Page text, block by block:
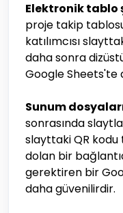
Elektronik tablo
proje takip
katılımcısı
daha sonra
Google Sheets'te
Sunum
sonrasında
slayttaki QR kodu
dolan bir
gerektiren bir
daha güvenilirdir.